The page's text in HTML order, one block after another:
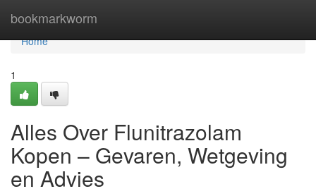
bookmarkworm
Home
Home
1
Alles Over Flunitrazolam
Kopen – Gevaren, Wetgeving
en Advies